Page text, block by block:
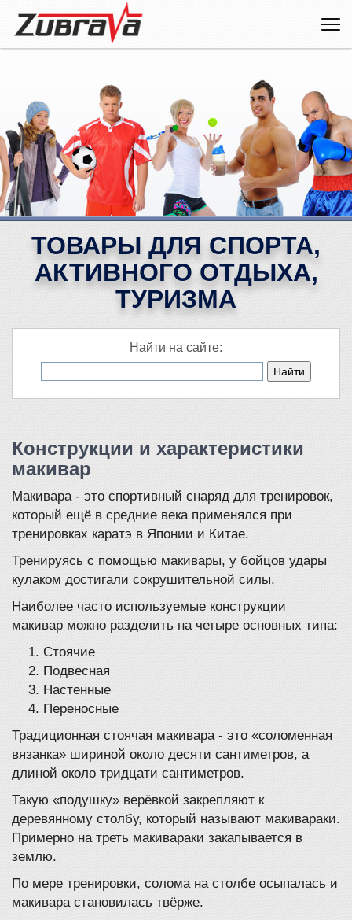
ТОВАРЫ ДЛЯ СПОРТА,
АКТИВНОГО ОТДЫХА,
ТУРИЗМА
Найти на сайте:
Конструкции и характеристики
макивар
Макивара - это спортивный снаряд для тренировок,
который ещё в средние века применялся при
тренировках каратэ в Японии и Китае.
Тренируясь с помощью макивары, у бойцов удары
кулаком достигали сокрушительной силы.
Наиболее часто используемые конструкции
макивар можно разделить на четыре основных типа:
Стоячие
Подвесная
Настенные
Переносные
Традиционная стоячая макивара - это «соломенная
вязанка» шириной около десяти сантиметров, а
длиной около тридцати сантиметров.
Такую «подушку» верёвкой закрепляют к
деревянному столбу, который называют макивараки.
Примерно на треть макивараки закапывается в
землю.
По мере тренировки, солома на столбе осыпалась и
макивара становилась твёрже.